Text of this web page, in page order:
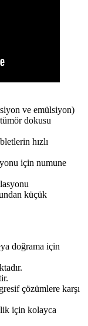
ve emülsiyon)
tümör dokusu
hızlı
için numune
küçük
doğrama için
çözümlere karşı
için kolayca